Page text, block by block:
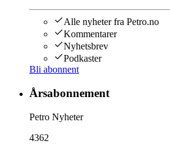
Alle nyheter fra Petro.no
Kommentarer
Nyhetsbrev
Podkaster
Bli abonnent
Årsabonnement
Petro Nyheter
4362